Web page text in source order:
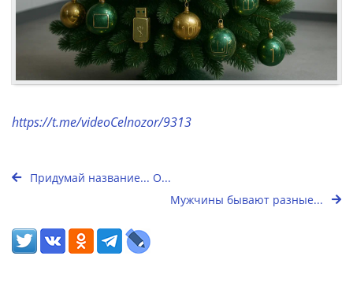
https://t.me/videoCelnozor/9313
Придумай название... О...
Мужчины бывают разные...